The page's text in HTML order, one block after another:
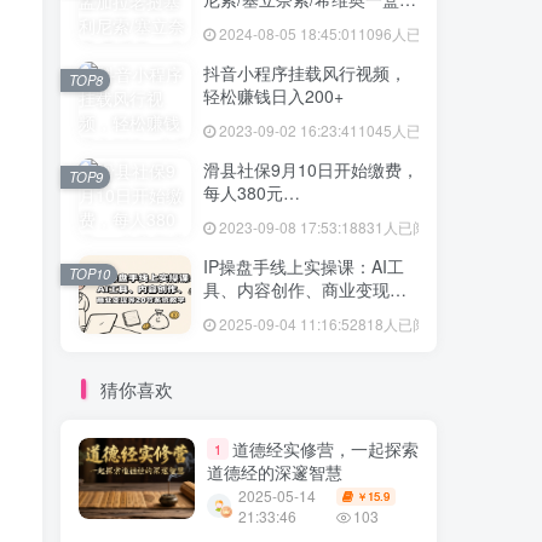
2024-08-05 18:45:01 1096人已阅读
抖音小程序挂载风行视频，
轻松赚钱日入200+
2023-09-02 16:23:41 1045人已阅读
TOP8
滑县社保9月10日开始缴费，
每人380元…
2023-09-08 17:53:18831人已阅读
TOP9
IP操盘手线上实操课：AI工
具、内容创作、商业变现等
2025-09-04 11:16:52818人已阅读
TOP10
猜你喜欢
1
道德经实修营，一起探索
道德经的深邃智慧
2025-05-14
21:33:46
￥ 15.9
103